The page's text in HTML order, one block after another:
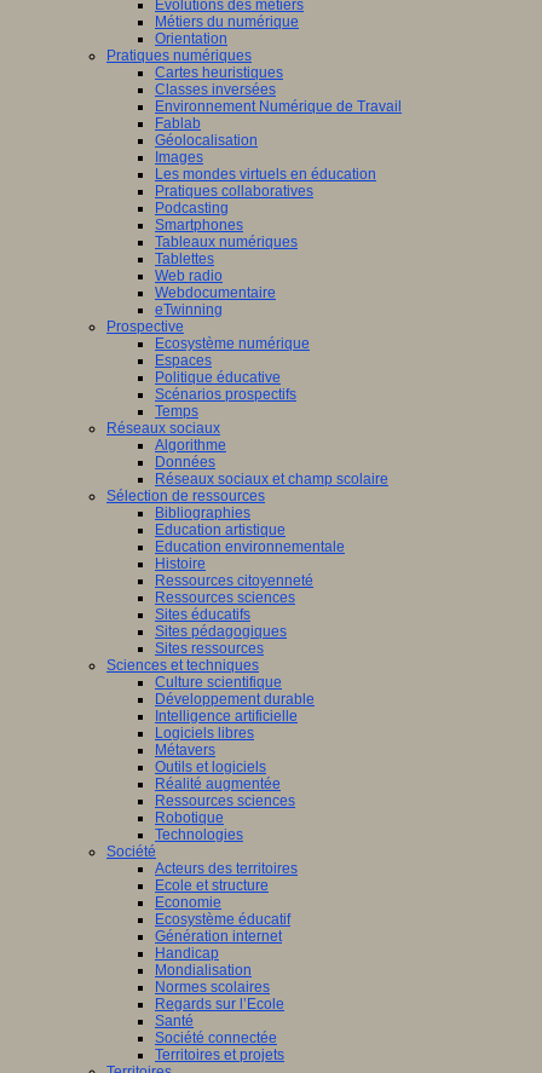
Evolutions des métiers
Métiers du numérique
Orientation
Pratiques numériques
Cartes heuristiques
Classes inversées
Environnement Numérique de Travail
Fablab
Géolocalisation
Images
Les mondes virtuels en éducation
Pratiques collaboratives
Podcasting
Smartphones
Tableaux numériques
Tablettes
Web radio
Webdocumentaire
eTwinning
Prospective
Ecosystème numérique
Espaces
Politique éducative
Scénarios prospectifs
Temps
Réseaux sociaux
Algorithme
Données
Réseaux sociaux et champ scolaire
Sélection de ressources
Bibliographies
Education artistique
Education environnementale
Histoire
Ressources citoyenneté
Ressources sciences
Sites éducatifs
Sites pédagogiques
Sites ressources
Sciences et techniques
Culture scientifique
Développement durable
Intelligence artificielle
Logiciels libres
Métavers
Outils et logiciels
Réalité augmentée
Ressources sciences
Robotique
Technologies
Société
Acteurs des territoires
Ecole et structure
Economie
Ecosystème éducatif
Génération internet
Handicap
Mondialisation
Normes scolaires
Regards sur l’Ecole
Santé
Société connectée
Territoires et projets